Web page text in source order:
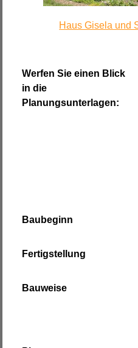
Haus Gisela und
Werfen Sie einen Blick
in die
Planungsunterlagen:
Baubeginn
Fertigstellung
Bauweise